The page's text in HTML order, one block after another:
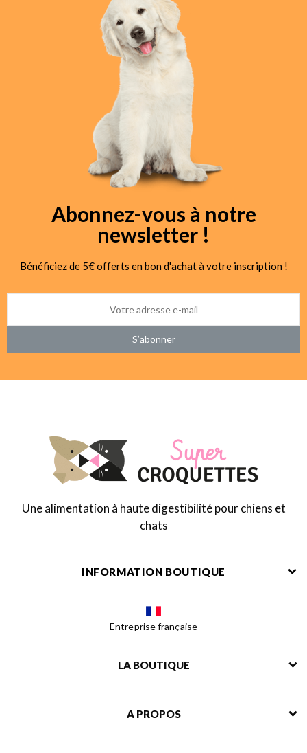
Abonnez-vous à notre
newsletter !
Bénéficiez de 5€ offerts en bon d'achat à votre inscription !
S’abonner
Une alimentation à haute digestibilité pour chiens et
chats
INFORMATION BOUTIQUE
Entreprise française
LA BOUTIQUE
A PROPOS